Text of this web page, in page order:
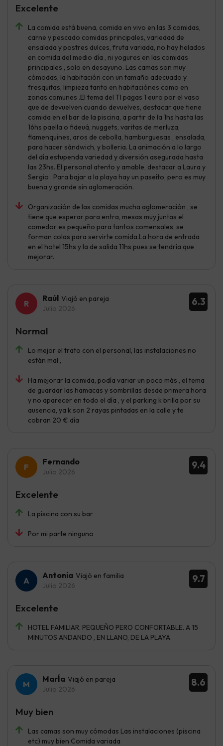
La comida está buena, comida en vivo en las 3 comidas,
carne y pescado comidas principales, variedad de
ensalada y postres dulces, fruta variada, no hay helados
en comida del medio día , ni yogures en las comidas
principales , solo en desayuno. Las camas son muy
cómodas, la habitación con un tamaño adecuado y
fresquitas, limpieza tanto en habitaciónes como en
zonas comunes .El tema del TI pagas 1 euro por el vaso
que de devuelven cuando devuelves, destacar que tiene
comida en el bar de la piscina, a partir de la 1hs hasta las
16hs paella o fideuá, nuggets, varitas de merluza,
flamenquines, aros de cebolla, hamburguesas , ensalada,
para hacer sándwich, y bolleria. La animación a lo largo
del día estupenda variedad y diversión asegurada hasta
las 23hs. El personal atento y amable, destacar a Laura y
Sergio . Para bajar a la playa hay un paseíto, pero es muy
buena y grande sin aglomeración.
Organización de las comidas mucha aglomeración , se
tiene que esperar para entra, mesas muy juntas el
comedor es pequeño para tantos comensales, se
forman colas para servirte comida.La hora de entrada
en el hotel 15hs y la de salida 11hs pues se tendría que
mejorar.
Excelente
6.3
Raúl Viajó en pareja
Julio 2026
Lo mejor el trato con el personal, las instalaciones no
están mal ,
Ha mejorar la comida, podía variar un poco más , el tema
de guardar las hamacas y sombrillas desde primera hora
y no aparecer en todo el día , y el parking k brilla por su
ausencia, ya k son 2 rayas pintadas en la calle y te
cobran 20 € día
Normal
9.4
Fernando
Julio 2026
La piscina con su bar
Por mi parte ninguno
Excelente
9.7
Antonia Viajó en familia
Julio 2026
HOTEL FAMILIAR. PEQUEÑO PERO CONFORTABLE. A 15
MINUTOS ANDANDO , EN LLANO, DE LA PLAYA.
Excelente
8.6
MarÍa Viajó en pareja
Julio 2026
Las camas son muy cómodas Las instalaciones (piscina
etc) muy bien Comida variada
Muy bien